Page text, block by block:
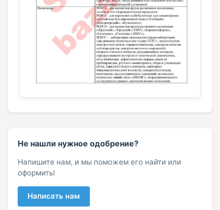
Не нашли нужное одобрение?
Напишите нам, и мы поможем его найти или
оформить!
Написать нам